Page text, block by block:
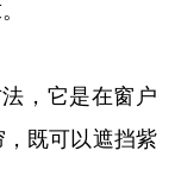
，它是在窗户
既可以遮挡紫